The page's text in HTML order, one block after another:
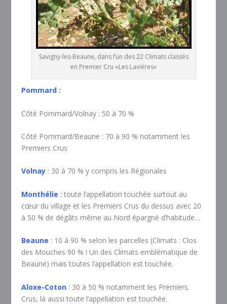
Savigny-les-Beaune, dans l’un des 22 Climats classés
en Premier Cru «Les Lavières»
Pommard :
Côté Pommard/Volnay : 50 à 70 %
Côté Pommard/Beaune : 70 à 90 % notamment les
Premiers Crus
Volnay : 30 à 70 % y compris les Régionales
Monthélie : toute l’appellation touchée surtout au
cœur du village et les Premiers Crus du dessus avec 20
à 50 % de dégâts même au Nord épargné d’habitude…
Beaune : 10 à 90 % selon les parcelles (Climats : Clos
des Mouches 90 % ! Un des Climats emblématique de
Beaune) mais toutes l’appellation est touchée.
Aloxe-Coton : 30 à 50 % notamment les Premiers
Crus, là aussi toute l’appellation est touchée.